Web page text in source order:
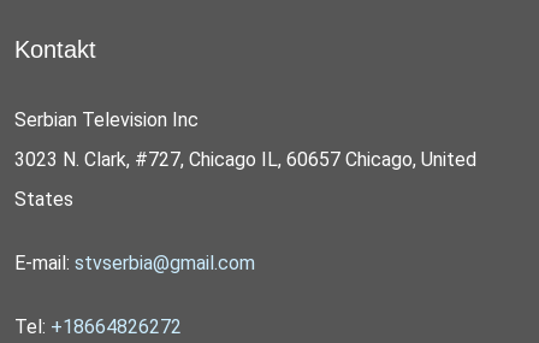
Kontakt
Serbian Television Inc
3023 N. Clark, #727, Chicago IL, 60657 Chicago, United
States
E-mail: stvserbia@gmail.com
Tel: +18664826272